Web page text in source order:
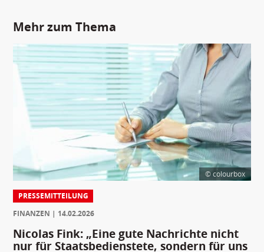
Mehr zum Thema
© colourbox
PRESSEMITTEILUNG
FINANZEN
14.02.2026
Nicolas Fink: „Eine gute Nachrichte nicht
nur für Staatsbedienstete, sondern für uns